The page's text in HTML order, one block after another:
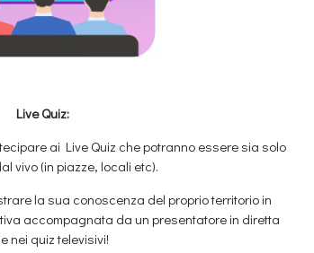
Live Quiz:
ai Live Quiz che potranno essere sia solo
vivo (in piazze, locali etc).
la sua conoscenza del proprio territorio in
accompagnata da un presentatore in diretta
nei quiz televisivi!